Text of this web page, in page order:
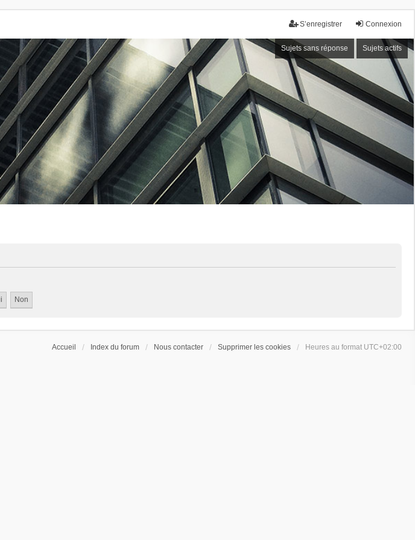
Connexion
S’enregistrer
Sujets sans réponse Sujets actifs
Accueil Index du forum Nous contacter Supprimer les cookies Heures au format UTC+02:00